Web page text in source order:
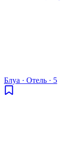
Блуа · Отель · 5